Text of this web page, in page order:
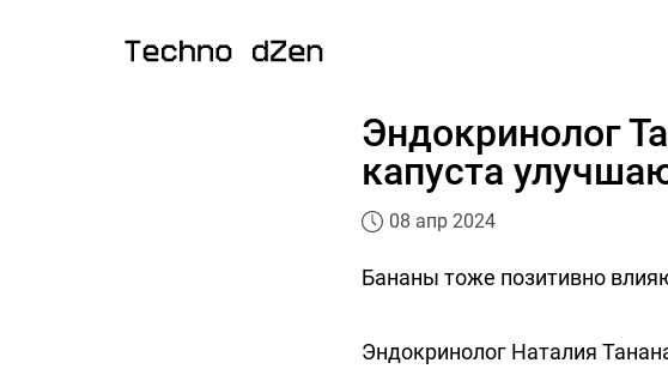
Эндокринолог
капуста
08 апр 2024
Бананы тоже позитивно
Эндокринолог Наталия